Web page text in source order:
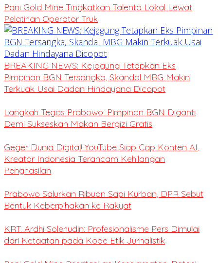
Pani Gold Mine Tingkatkan Talenta Lokal Lewat
Pelatihan Operator Truk
BREAKING NEWS: Kejagung Tetapkan Eks
Pimpinan BGN Tersangka, Skandal MBG Makin
Terkuak Usai Dadan Hindayana Dicopot
Langkah Tegas Prabowo: Pimpinan BGN Diganti
Demi Sukseskan Makan Bergizi Gratis
Geger Dunia Digital! YouTube Siap Cap Konten AI,
Kreator Indonesia Terancam Kehilangan
Penghasilan
Prabowo Salurkan Ribuan Sapi Kurban, DPR Sebut
Bentuk Keberpihakan ke Rakyat
KRT. Ardhi Solehudin: Profesionalisme Pers Dimulai
dari Ketaatan pada Kode Etik Jurnalistik